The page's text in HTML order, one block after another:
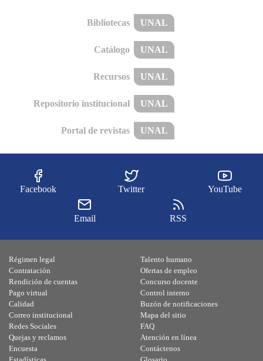
Bibliotecas UNAL
Catálogo UNAL
Recursos UNAL
Repositorio institucional UNAL
Portal de revistas UNAL
Facebook Twitter YouTube
Email RSS
Régimen legal
Contratación
Rendición de cuentas
Pago virtual
Calidad
Talento humano
Ofertas de empleo
Concurso docente
Control interno
Buzón de notificaciones
Correo institucional
Redes Sociales
Quejas y reclamos
Encuesta
Mapa del sitio
FAQ
Atención en línea
Contáctenos